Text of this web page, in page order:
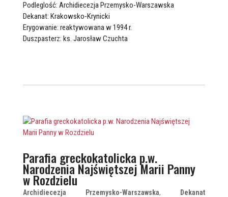
Podleglość: Archidiecezja Przemysko-Warszawska
Dekanat: Krakowsko-Krynicki
Erygowanie: reaktywowana w 1994 r.
Duszpasterz: ks. Jarosław Czuchta
Parafia greckokatolicka p.w.
Narodzenia Najświętszej Marii Panny
w Rozdzielu
Archidiecezja Przemysko-Warszawska,
Dekanat